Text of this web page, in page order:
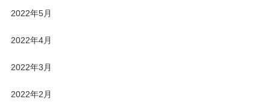
2022年5月
2022年4月
2022年3月
2022年2月